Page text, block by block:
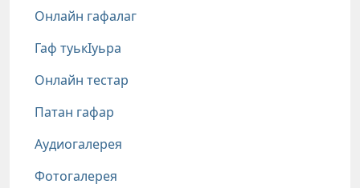
Онлайн гафалаг
Гаф туькIуьра
Онлайн тестар
Патан гафар
Аудиогалерея
Фотогалерея